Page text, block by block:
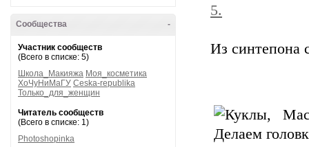
-
Сообщества
Участник сообществ
(Всего в списке: 5)
Школа_Макияжа Моя_косметика
ХоЧуНиМаГУ Ceska-republika
Только_для_женщин
Читатель сообществ
(Всего в списке: 1)
Photoshopinka
5.
Из синтепона